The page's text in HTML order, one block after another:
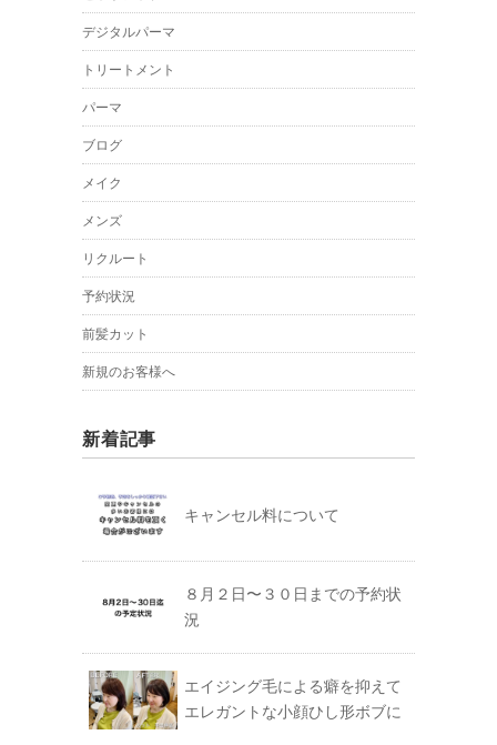
デジタルパーマ
トリートメント
パーマ
ブログ
メイク
メンズ
リクルート
予約状況
前髪カット
新規のお客様へ
新着記事
キャンセル料について
８月２日〜３０日までの予約状
況
エイジング毛による癖を抑えて
エレガントな小顔ひし形ボブに